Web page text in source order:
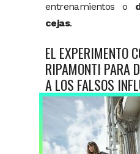
entrenamientos o
cejas.
EL EXPERIMENTO
RIPAMONTI PARA
A LOS FALSOS